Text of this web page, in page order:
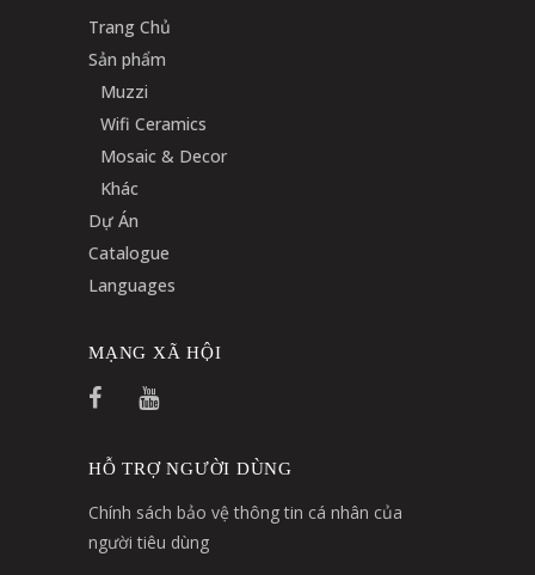
Trang Chủ
Sản phẩm
Muzzi
Wifi Ceramics
Mosaic & Decor
Khác
Dự Án
Catalogue
Languages
MẠNG XÃ HỘI
HỖ TRỢ NGƯỜI DÙNG
Chính sách bảo vệ thông tin cá nhân của
người tiêu dùng